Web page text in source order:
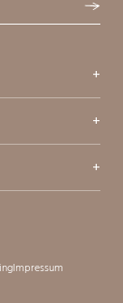
+
+
+
Impressum